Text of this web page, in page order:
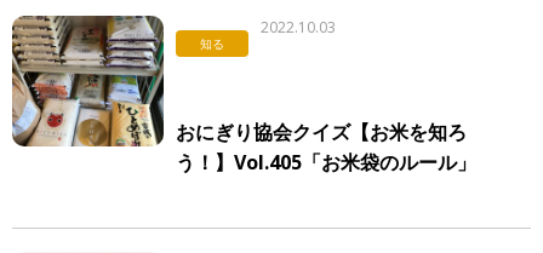
知る
2022.10.03
おにぎり協会クイズ【お米を知ろ
う！】Vol.405「お米袋のルール」